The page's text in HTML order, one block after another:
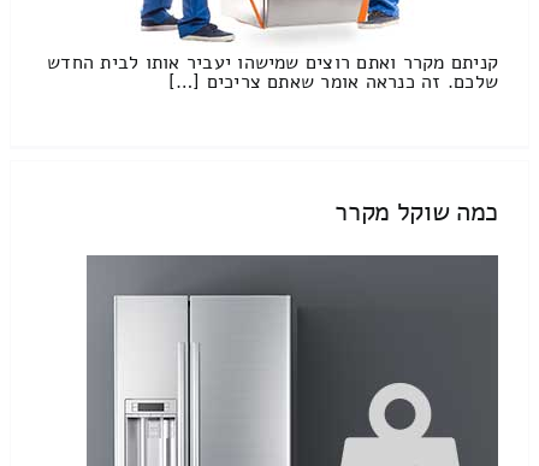
קניתם מקרר ואתם רוצים שמישהו יעביר אותו לבית החדש
שלכם. זה כנראה אומר שאתם צריכים […]
כמה שוקל מקרר